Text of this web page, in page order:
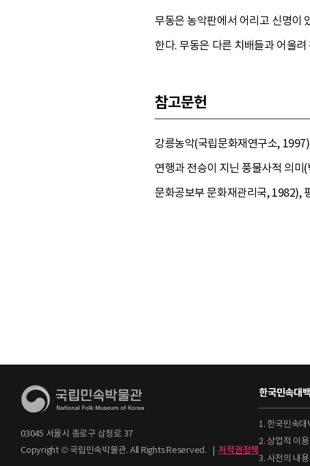
무동은 농악판에서 어리고 신명이
한다. 무동은 다른 치배들과 어울려
참고문헌
강릉농악(국립문화재연구소,
연행과 전승이 지닌 풍물사적 의
문화공보부 문화재관리국, 1982),
03045 서울시 종로구 삼청로 37
Copyright © 국립민속박물관. All Rights Reserved.
| 저작권정책
한국민속대
1. 한국민속
2. 상업적 이
3. 사전의 내